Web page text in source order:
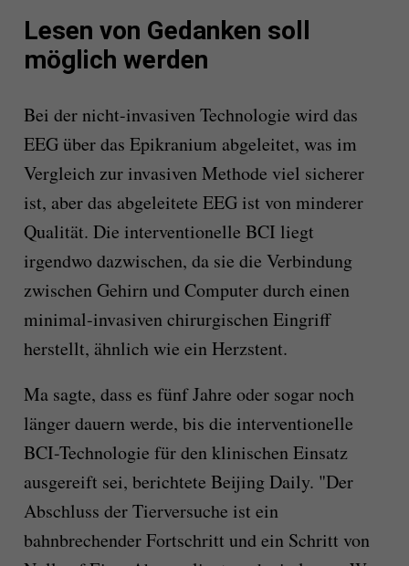
Lesen von Gedanken soll
möglich werden
Bei der nicht-invasiven Technologie wird das
EEG über das Epikranium abgeleitet, was im
Vergleich zur invasiven Methode viel sicherer
ist, aber das abgeleitete EEG ist von minderer
Qualität. Die interventionelle BCI liegt
irgendwo dazwischen, da sie die Verbindung
zwischen Gehirn und Computer durch einen
minimal-invasiven chirurgischen Eingriff
herstellt, ähnlich wie ein Herzstent.
Ma sagte, dass es fünf Jahre oder sogar noch
länger dauern werde, bis die interventionelle
BCI-Technologie für den klinischen Einsatz
ausgereift sei, berichtete Beijing Daily. "Der
Abschluss der Tierversuche ist ein
bahnbrechender Fortschritt und ein Schritt von